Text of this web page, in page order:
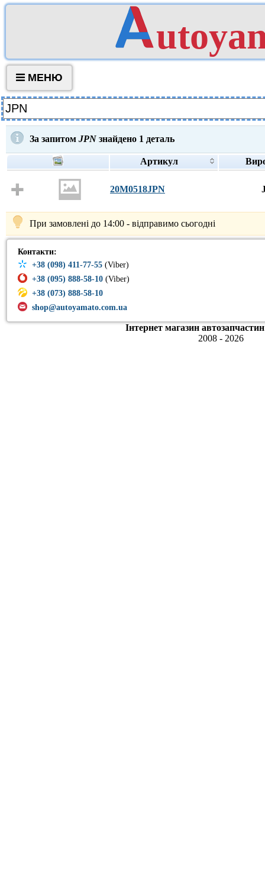
МЕНЮ
За запитом JPN знайдено 1 деталь
Артикул
20M0518JPN
При замовлені до 14:00 - відправимо сьогодні
Контакти:
+38 (098) 411-77-55 (Viber)
+38 (095) 888-58-10 (Viber)
+38 (073) 888-58-10
shop@autoyamato.com.ua
Інтернет магазин
2008 - 2026